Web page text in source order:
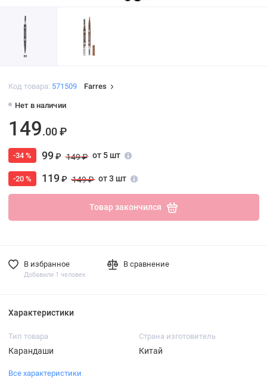
Код товара: 571509 Farres
Нет в наличии
149.00 ₽
-34 % 99₽ 149 ₽ от 5 шт
-20 % 119₽ 149 ₽ от 3 шт
Товар закончился
В избранное
Добавили 1 человек
В сравнение
Характеристики
Тип товара
Карандаши
Страна изготовитель
Китай
Все характеристики